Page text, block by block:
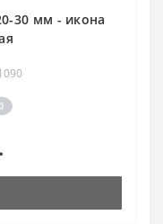
30 мм - икона